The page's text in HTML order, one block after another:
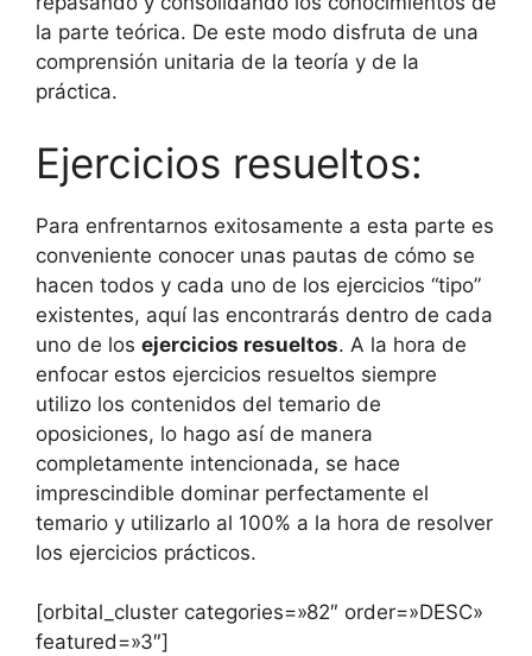
la parte teórica. De este modo disfruta de una
comprensión unitaria de la teoría y de la
práctica.
Ejercicios resueltos:
Para enfrentarnos exitosamente a esta parte es
conveniente conocer unas pautas de cómo se
hacen todos y cada uno de los ejercicios “tipo”
existentes, aquí las encontrarás dentro de cada
uno de los ejercicios resueltos. A la hora de
enfocar estos ejercicios resueltos siempre
utilizo los contenidos del temario de
oposiciones, lo hago así de manera
completamente intencionada, se hace
imprescindible dominar perfectamente el
temario y utilizarlo al 100% a la hora de resolver
los ejercicios prácticos.
[orbital_cluster categories=»82″ order=»DESC»
featured=»3″]